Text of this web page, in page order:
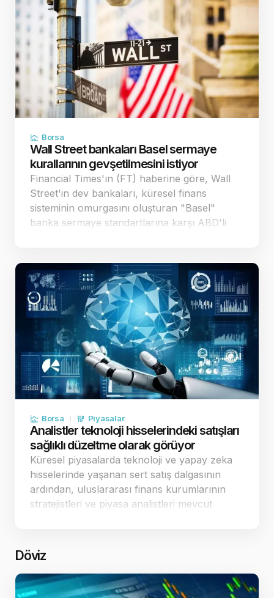
Borsa
Wall Street bankaları Basel sermaye
kurallarının gevşetilmesini istiyor
Financial Times'ın (FT) haberine göre, Wall
Street'in dev bankaları, küresel finans
sisteminin omurgasını oluşturan "Basel"
banka sermaye standartlarına karşı ABD'li
dolar büyüklü…
Borsa Piyasalar
Analistler teknoloji hisselerindeki satışları
sağlıklı düzeltme olarak görüyor
Küresel piyasalarda teknoloji ve yapay zeka
hisselerinde yaşanan sert satış dalgasının
ardından, uluslararası finans kurumlarının
stratejistleri ve piyasa analistleri mevcut
revizyonu beklent…
Döviz